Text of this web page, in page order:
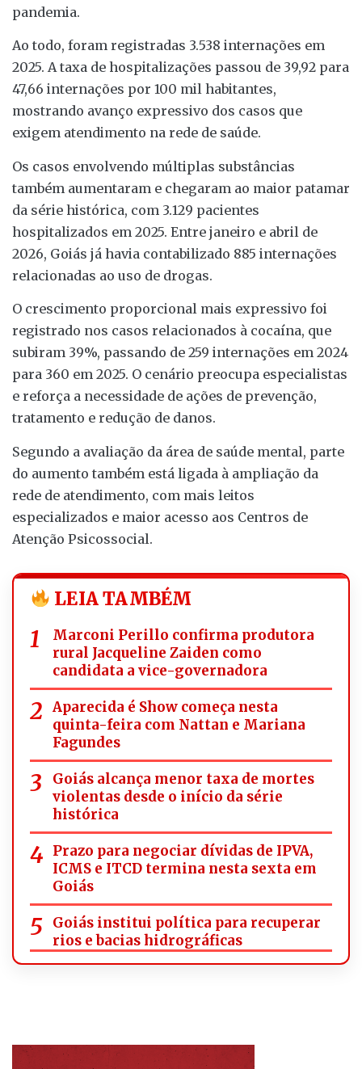
pandemia.
Ao todo, foram registradas 3.538 internações em
2025. A taxa de hospitalizações passou de 39,92 para
47,66 internações por 100 mil habitantes,
mostrando avanço expressivo dos casos que
exigem atendimento na rede de saúde.
Os casos envolvendo múltiplas substâncias
também aumentaram e chegaram ao maior patamar
da série histórica, com 3.129 pacientes
hospitalizados em 2025. Entre janeiro e abril de
2026, Goiás já havia contabilizado 885 internações
relacionadas ao uso de drogas.
O crescimento proporcional mais expressivo foi
registrado nos casos relacionados à cocaína, que
subiram 39%, passando de 259 internações em 2024
para 360 em 2025. O cenário preocupa especialistas
e reforça a necessidade de ações de prevenção,
tratamento e redução de danos.
Segundo a avaliação da área de saúde mental, parte
do aumento também está ligada à ampliação da
rede de atendimento, com mais leitos
especializados e maior acesso aos Centros de
Atenção Psicossocial.
LEIA TAMBÉM
Marconi Perillo confirma produtora
rural Jacqueline Zaiden como
candidata a vice-governadora
Aparecida é Show começa nesta
quinta-feira com Nattan e Mariana
Fagundes
Goiás alcança menor taxa de mortes
violentas desde o início da série
histórica
Prazo para negociar dívidas de IPVA,
ICMS e ITCD termina nesta sexta em
Goiás
Goiás institui política para recuperar
rios e bacias hidrográficas